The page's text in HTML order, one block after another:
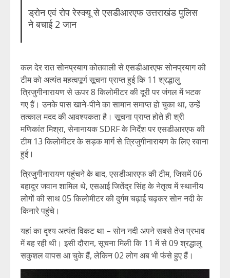
ड्रोन एवं रोप रेस्क्यू से एसडीआरएफ उत्तराखंड पुलिस
ने बचाई 2 जान
कल देर रात सोनप्रयाग कोतवाली से एसडीआरएफ सोनप्रयाग की
टीम को अत्यंत महत्वपूर्ण सूचना प्राप्त हुई कि 11 श्रद्धालु
त्रिजुगीनारायण से ऊपर 8 किलोमीटर की दूरी पर जंगल में भटक
गए हैं। उनके पास खाने-पीने का सामान समाप्त हो चुका था, उन्हें
तत्काल मदद की आवश्यकता है। सूचना प्राप्त होते ही श्री
मणिकांत मिश्रा, सेनानायक SDRF के निर्देश पर एसडीआरएफ की
टीम 13 किलोमीटर के सड़क मार्ग से त्रिजुगीनारायण के लिए रवाना
हुई।
त्रिजुगीनारायण पहुंचने के बाद, एसडीआरएफ की टीम, जिसमें 06
बहादुर जवान शामिल थे, एसआई जितेंद्र सिंह के नेतृत्व में स्थानीय
लोगों की साथ 05 किलोमीटर की दुर्गम चढ़ाई चढ़कर सोन नदी के
किनारे पहुंचे।
यहां का दृश्य अत्यंत विकट था – सोन नदी अपने सबसे तेज प्रभाव
में बह रही थी। इसी दौरान, सूचना मिली कि 11 में से 09 श्रद्धालु
सकुशल वापस आ चुके हैं, लेकिन 02 लोग अब भी फंसे हुए हैं।